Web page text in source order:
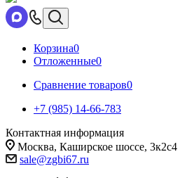
Корзина0
Отложенные0
Сравнение товаров0
+7 (985) 14-66-783
Контактная информация
Москва, Каширское шоссе, 3к2с4
sale@zgbi67.ru